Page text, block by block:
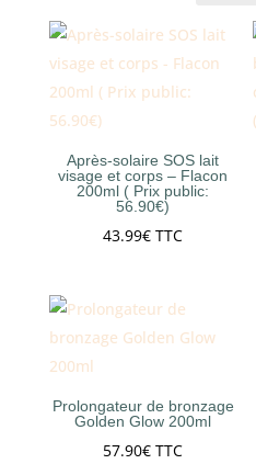
Après-solaire SOS lait
visage et corps – Flacon
200ml ( Prix public:
56.90€)
43.99€ TTC
Prolongateur de bronzage
Golden Glow 200ml
57.90€ TTC